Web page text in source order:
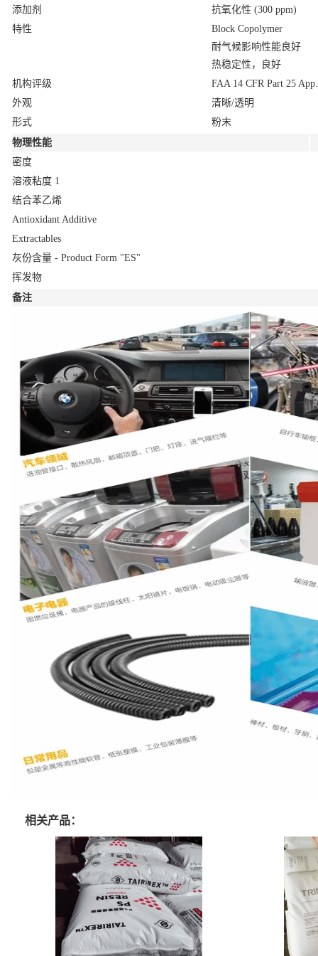
添加剂
抗氧化性 (300 ppm)
特性
Block Copolymer
耐气候影响性能良好
热稳定性，良好
机构评级
FAA 14 CFR Part 25
外观
清晰/透明
形式
粉末
物理性能
密度
溶液粘度 1
结合苯乙烯
Antioxidant Additive
Extractables
灰份含量 - Product Form "ES"
挥发物
备注
相关产品：